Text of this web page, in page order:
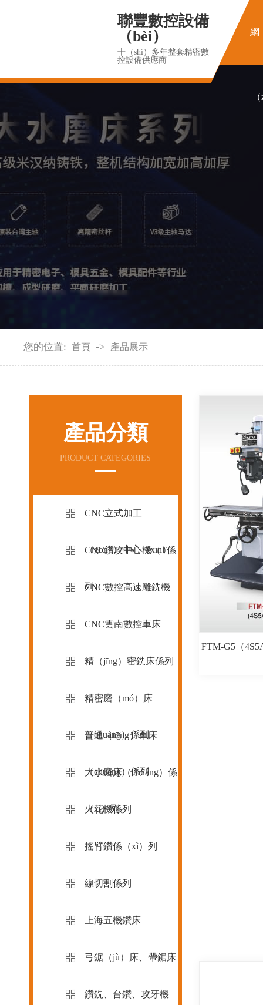
聯豐數控設備
（bèi）
十（shí）多年整套精密數
控設備供應商
網
您的位置: 首頁 -> 產品展示
產品分類
PRODUCT CATEGORIES
CNC立式加工
（gōng）中心（xīn）
CNC鑽攻中心機（T係
列）
CNC數控高速雕銑機
CNC雲南數控車床
精（jīng）密銑床係列
精密磨（mó）床
（chuáng）係列
普通（tōng）車床
（chuáng）係列
大水磨床（chuáng）係
（xì）列
火花機係列
搖臂鑽係（xì）列
線切割係列
上海五機鑽床
弓鋸（jù）床、帶鋸床
鑽銑、台鑽、攻牙機
FTM-G5（